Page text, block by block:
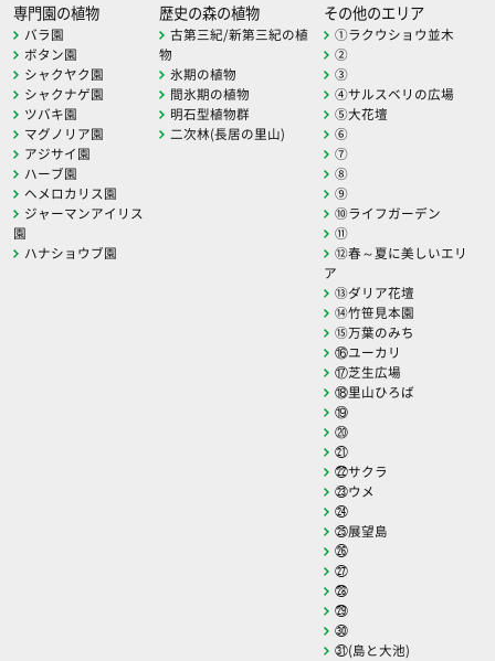
専門園の植物
バラ園
ボタン園
シャクヤク園
シャクナゲ園
ツバキ園
マグノリア園
アジサイ園
ハーブ園
ヘメロカリス園
ジャーマンアイリス
園
ハナショウブ園
歴史の森の植物
古第三紀/新第三紀の植
物
氷期の植物
間氷期の植物
明石型植物群
二次林(長居の里山)
その他のエリア
①ラクウショウ並木
②
③
④サルスベリの広場
⑤大花壇
⑥
⑦
⑧
⑨
⑩ライフガーデン
⑪
⑫春～夏に美しいエリ
ア
⑬ダリア花壇
⑭竹笹見本園
⑮万葉のみち
⑯ユーカリ
⑰芝生広場
⑱里山ひろば
⑲
⑳
㉑
㉒サクラ
㉓ウメ
㉔
㉕展望島
㉖
㉗
㉘
㉙
㉚
㉛(島と大池)